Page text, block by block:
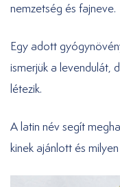
nemzetség és fajneve.
Egy adott
ismerjük a levendulát,
létezik.
A latin név segít
kinek ajánlott és